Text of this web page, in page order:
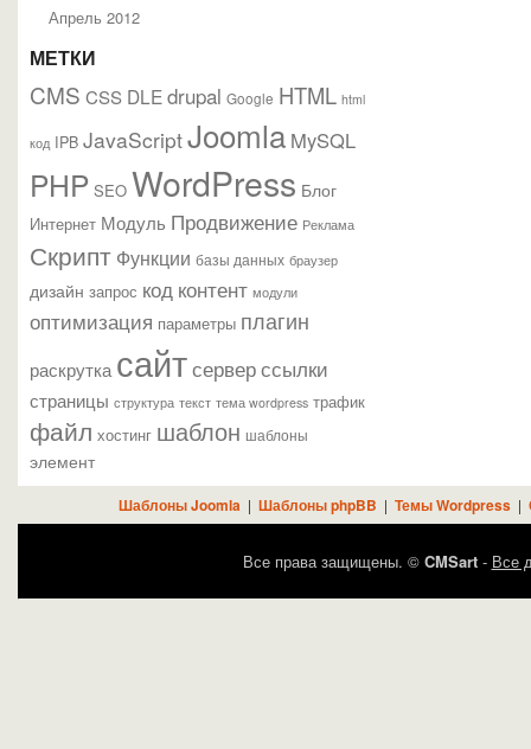
Апрель 2012
МЕТКИ
CMS CSS DLEdrupal Google HTML html
код IPB JavaScriptJoomla MySQL
PHP SEO WordPress Блог
Интернет Модуль Продвижение Реклама
Скрипт Функции базы данных браузер
дизайн запрос код контент модули
оптимизация параметры плагин
раскрутка сайтсерверссылки
страницы структура текст тема wordpress трафик
файл хостинг шаблон шаблоны
элемент
Шаблоны Joomla | Шаблоны phpBB | Темы Wordpress|
Все права защищены. © CMSart- Все